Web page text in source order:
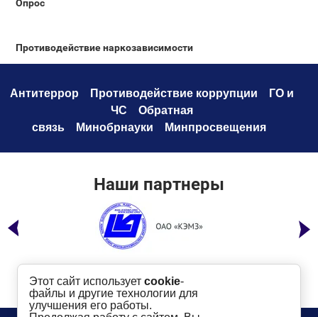
Опрос
Противодействие наркозависимости
Антитеррор Противодействие коррупции
ГО и
ЧС
Обратная
связь
Минобрнауки Минпросвещения
Наши партнеры
Этот сайт использует cookie-
файлы и другие технологии для
улучшения его работы.